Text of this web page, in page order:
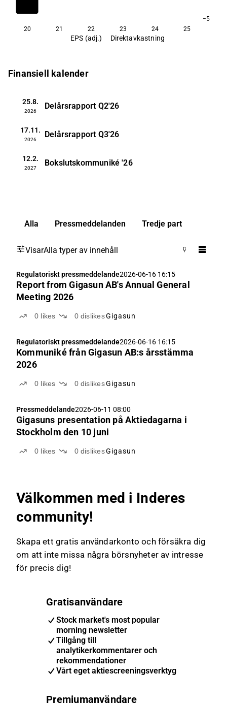
−5
20
21 22 23 24 25
EPS (adj.) Direktavkastning
Finansiell kalender
25.8.
2026
Delårsrapport Q2'26
17.11.
2026
Delårsrapport Q3'26
12.2.
2027
Bokslutskommuniké '26
Alla Pressmeddelanden Tredje part
VisarAlla typer av innehåll
Regulatoriskt pressmeddelande2026-06-16 16:15
Report from Gigasun AB's Annual General
Meeting 2026
0 likes 0 dislikesGigasun
Regulatoriskt pressmeddelande2026-06-16 16:15
Kommuniké från Gigasun AB:s årsstämma
2026
0 likes 0 dislikesGigasun
Pressmeddelande2026-06-11 08:00
Gigasuns presentation på Aktiedagarna i
Stockholm den 10 juni
0 likes 0 dislikesGigasun
Välkommen med i Inderes
community!
Skapa ett gratis användarkonto och försäkra dig
om att inte missa några börsnyheter av intresse
för precis dig!
Gratisanvändare
Stock market's most popular
morning newsletter
Tillgång till
analytikerkommentarer och
rekommendationer
Vårt eget aktiescreeningsverktyg
Premiumanvändare